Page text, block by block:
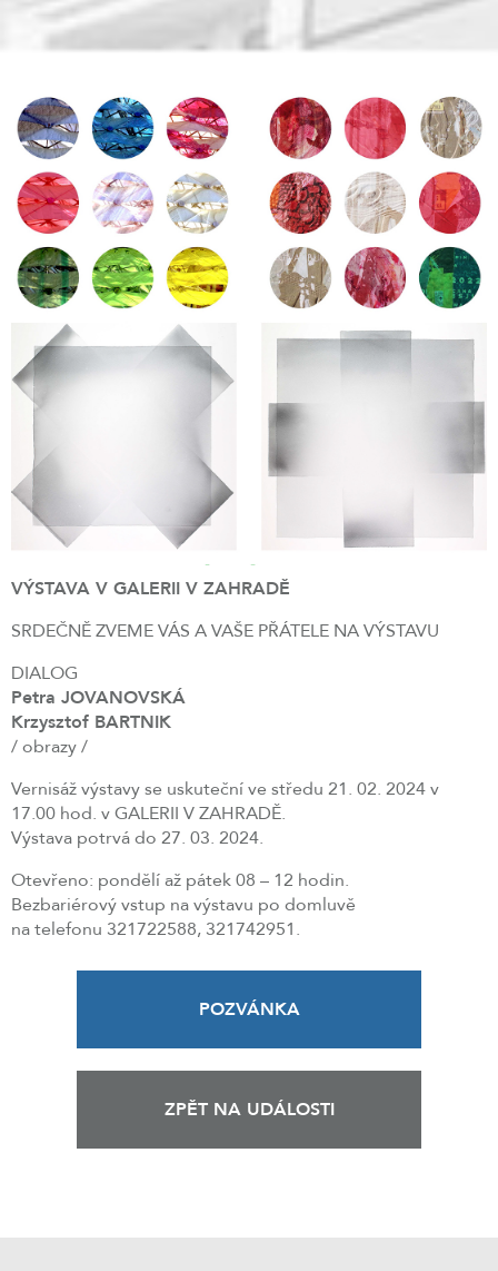
VÝSTAVA V GALERII V ZAHRADĚ
SRDEČNĚ ZVEME VÁS A VAŠE PŘÁTELE NA VÝSTAVU
DIALOG
Petra JOVANOVSKÁ
Krzysztof BARTNIK
/ obrazy /
Vernisáž výstavy se uskuteční ve středu 21. 02. 2024 v
17.00 hod. v GALERII V ZAHRADĚ.
Výstava potrvá do 27. 03. 2024.
Otevřeno: pondělí až pátek 08 – 12 hodin.
Bezbariérový vstup na výstavu po domluvě
na telefonu 321722588, 321742951.
POZVÁNKA
ZPĚT NA UDÁLOSTI